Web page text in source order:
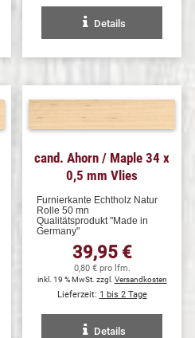
Details
cand. Ahorn / Maple 34 x
0,5 mm Vlies
Furnierkante Echtholz Natur
Rolle 50 mn
Qualitätsprodukt "Made in
Germany"
39,95 €
0,80 € pro lfm.
inkl. 19 % MwSt. zzgl. Versandkosten
Lieferzeit: 1 bis 2 Tage
Details